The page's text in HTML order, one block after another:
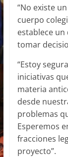
“No existe
cuerpo
establece
tomar
“Estoy
iniciativas
materia
desde
problemas
Esperemos
fracciones
proyecto”.